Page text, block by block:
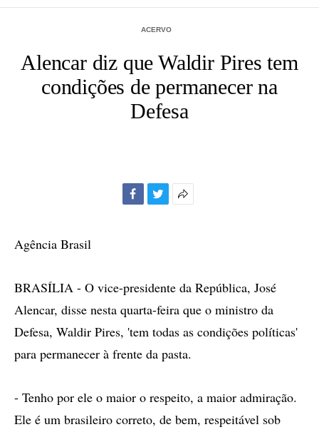
ACERVO
Alencar diz que Waldir Pires tem
condições de permanecer na
Defesa
Agência Brasil
BRASÍLIA - O vice-presidente da República, José
Alencar, disse nesta quarta-feira que o ministro da
Defesa, Waldir Pires, 'tem todas as condições políticas'
para permanecer à frente da pasta.
- Tenho por ele o maior o respeito, a maior admiração.
Ele é um brasileiro correto, de bem, respeitável sob